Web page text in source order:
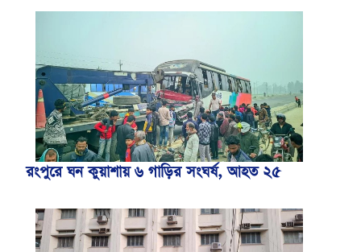
রংপুরে ঘন কুয়াশায় ৬ গাড়ির সংঘর্ষ, আহত ২৫